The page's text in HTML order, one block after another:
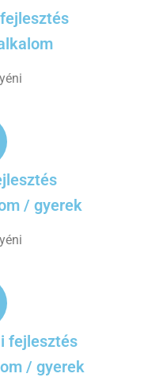
/ gyerek
fejlesztés
/ gyerek